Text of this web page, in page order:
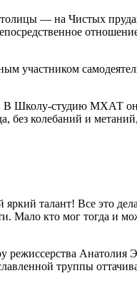
— на Чистых
отношение
участником
В Школу-студию МХАТ
без колебаний и
талант! Все это
кто мог тогда и
режиссерства
труппы